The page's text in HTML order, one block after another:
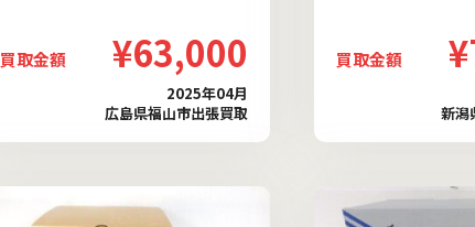
買取金額 ¥63,000
2025年04月
広島県福山市出張買取
買取金額
新潟